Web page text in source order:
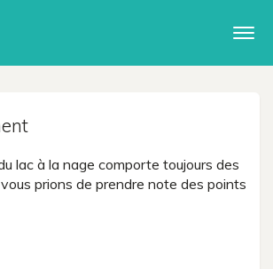
lac à la nage comporte toujours des
prions de prendre note des points